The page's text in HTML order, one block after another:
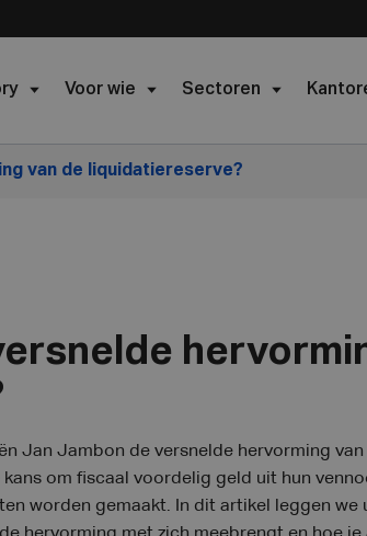
Voor wie Sectoren
van de liquidatiereserve?
Jan Jambon de versnelde hervorming
om fiscaal voordelig geld uit hun
worden gemaakt. In dit artikel leggen we